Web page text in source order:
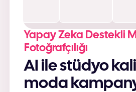
Yapay Zeka Destekli
Fotoğrafçılığı
AI ile stüdyo kalitesinde
moda